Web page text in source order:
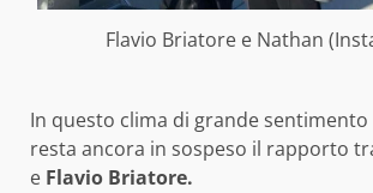
Flavio Briatore e Nathan
In questo clima di grande sentimento
resta ancora in sospeso il rapporto
e Flavio Briatore.